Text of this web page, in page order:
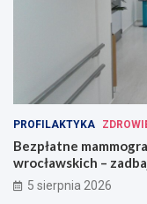
PROFILAKTYKA
Bezpłatne
wrocławskich –
5 sierpnia 2026